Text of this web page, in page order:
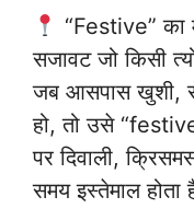
“Festive” का
सजावट जो किसी
जब आसपास खुशी,
हो, तो उसे
पर दिवाली,
समय इस्तेमाल होता